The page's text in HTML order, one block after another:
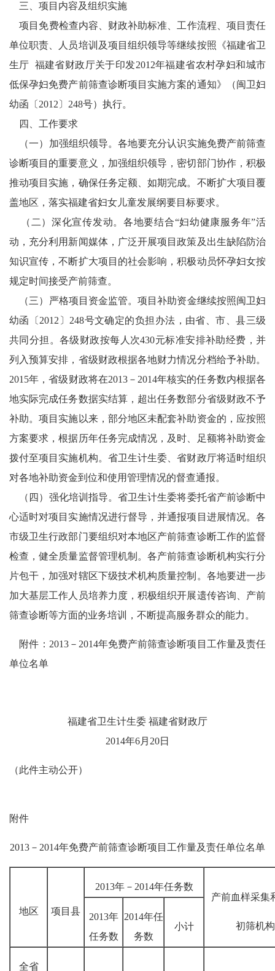
三、项目内容及组织实施
项目免费检查内容、财政补助标准、工作流程、项目责任
单位职责、人员培训及项目组织领导等继续按照《福建省卫
生厅 福建省财政厅关于印发2012年福建省农村孕妇和城市
低保孕妇免费产前筛查诊断项目实施方案的通知》（闽卫妇
幼函〔2012〕248号）执行。
四、工作要求
（一）加强组织领导。各地要充分认识实施免费产前筛查
诊断项目的重要意义，加强组织领导，密切部门协作，积极
推动项目实施，确保任务定额、如期完成。不断扩大项目覆
盖地区，落实福建省妇女儿童发展纲要目标要求。
（二）深化宣传发动。各地要结合“妇幼健康服务年”活
动，充分利用新闻媒体，广泛开展项目政策及出生缺陷防治
知识宣传，不断扩大项目的社会影响，积极动员怀孕妇女按
规定时间接受产前筛查。
（三）严格项目资金监管。项目补助资金继续按照闽卫妇
幼函〔2012〕248号文确定的负担办法，由省、市、县三级
共同分担。各级财政按每人次430元标准安排补助经费，并
列入预算安排，省级财政根据各地财力情况分档给予补助。
2015年，省级财政将在2013－2014年核实的任务数内根据各
地实际完成任务数据实结算，超出任务数部分省级财政不予
补助。项目实施以来，部分地区未配套补助资金的，应按照
方案要求，根据历年任务完成情况，及时、足额将补助资金
拨付至项目实施机构。省卫生计生委、省财政厅将适时组织
对各地补助资金到位和使用管理情况的督查通报。
（四）强化培训指导。省卫生计生委将委托省产前诊断中
心适时对项目实施情况进行督导，并通报项目进展情况。各
市级卫生行政部门要组织对本地区产前筛查诊断工作的监督
检查，健全质量监督管理机制。各产前筛查诊断机构实行分
片包干，加强对辖区下级技术机构质量控制。各地要进一步
加大基层工作人员培养力度，积极组织开展遗传咨询、产前
筛查诊断等方面的业务培训，不断提高服务群众的能力。
附件：2013－2014年免费产前筛查诊断项目工作量及责任
单位名单
福建省卫生计生委 福建省财政厅
2014年6月20日
（此件主动公开）
附件
2013－2014年免费产前筛查诊断项目工作量及责任单位名单
地区 项目县
2013年－2014年任务数
产前血样采集
初筛机构
2013年
任务数
2014年任
务数
小计
全省